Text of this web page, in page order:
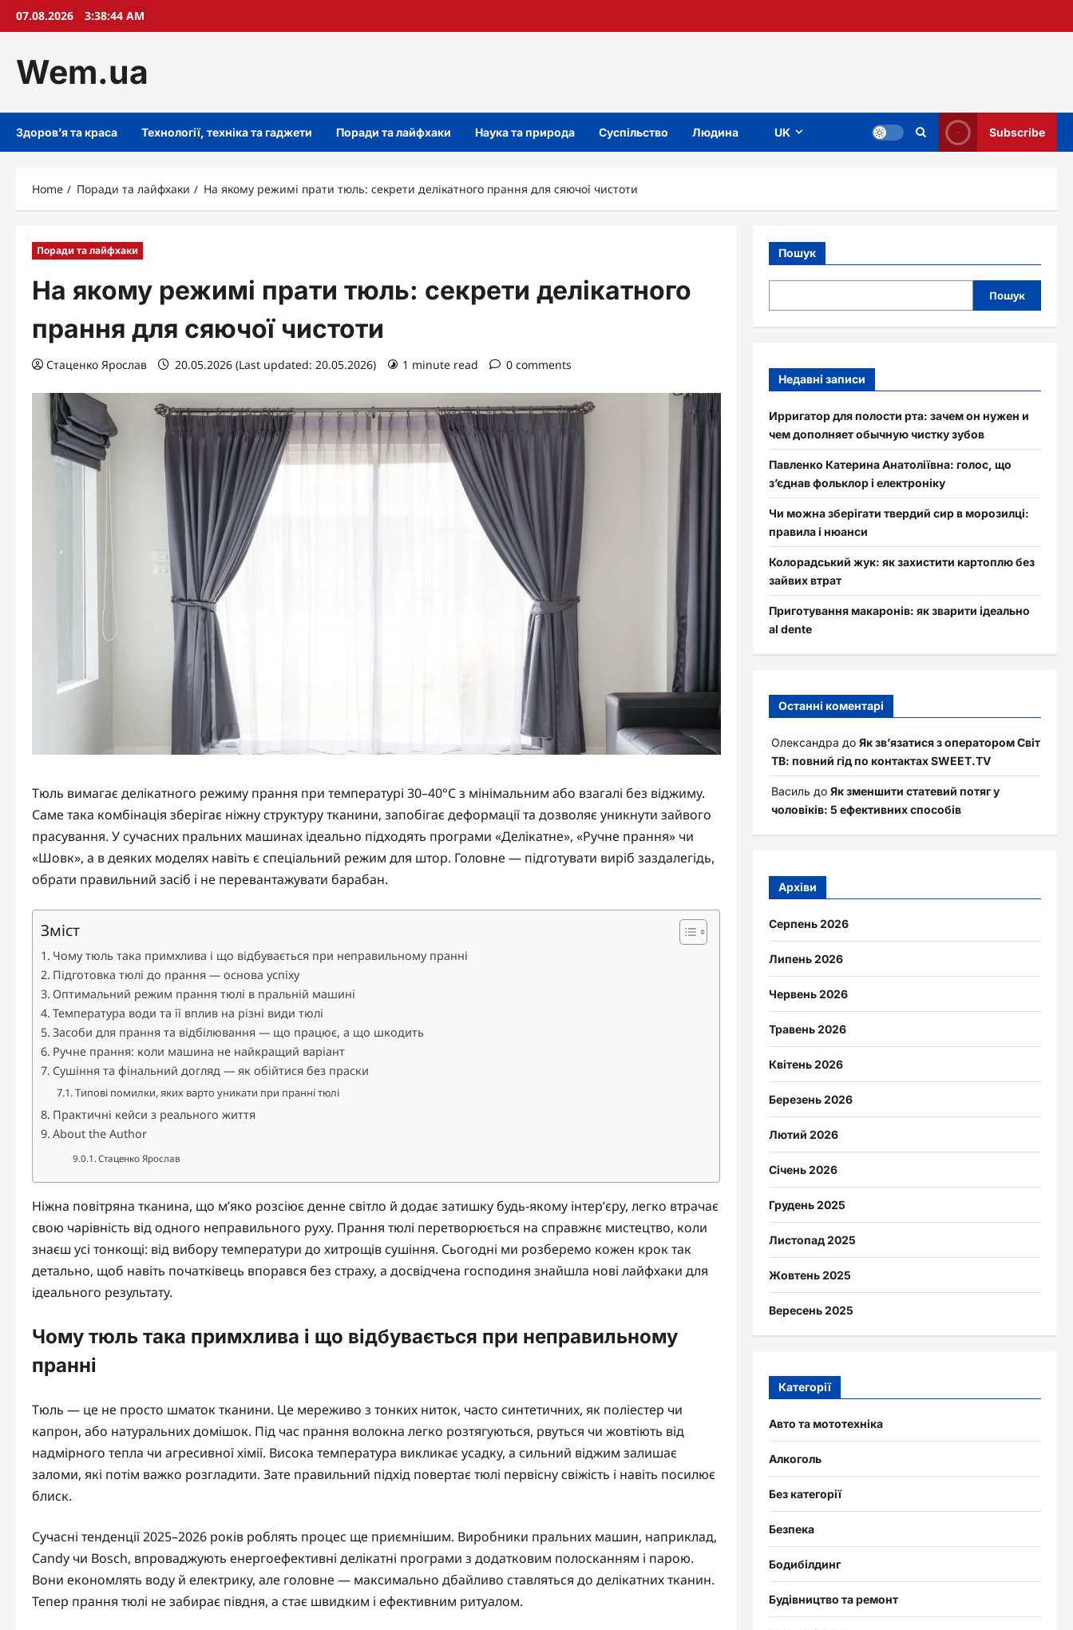
Skip07.08.2026 3:38:45 AM
Wem.ua
Здоров’я та краса Технології, техніка та гаджети Поради та лайфхаки Наука та природа Суспільство Людина UK Subscribe
Home Поради та лайфхаки На якому режимі прати тюль: секрети делікатного прання для сяючої чистоти
Поради та лайфхаки
На якому режимі прати тюль: секрети делікатного
прання для сяючої чистоти
Стаценко Ярослав 20.05.2026 (Last updated: 20.05.2026) 1 minute read 0 comments
Тюль вимагає делікатного режиму прання при температурі 30–40°C з мінімальним або взагалі без віджиму.
Саме така комбінація зберігає ніжну структуру тканини, запобігає деформації та дозволяє уникнути зайвого
прасування. У сучасних пральних машинах ідеально підходять програми «Делікатне», «Ручне прання» чи
«Шовк», а в деяких моделях навіть є спеціальний режим для штор. Головне — підготувати виріб заздалегідь,
обрати правильний засіб і не перевантажувати барабан.
Зміст
Чому тюль така примхлива і що відбувається при неправильному пранні
Підготовка тюлі до прання — основа успіху
Оптимальний режим прання тюлі в пральній машині
Температура води та її вплив на різні види тюлі
Засоби для прання та відбілювання — що працює, а що шкодить
Ручне прання: коли машина не найкращий варіант
Сушіння та фінальний догляд — як обійтися без праски
Типові помилки, яких варто уникати при пранні тюлі
Практичні кейси з реального життя
About the Author
Стаценко Ярослав
Ніжна повітряна тканина, що м’яко розсіює денне світло й додає затишку будь-якому інтер’єру, легко втрачає
свою чарівність від одного неправильного руху. Прання тюлі перетворюється на справжнє мистецтво, коли
знаєш усі тонкощі: від вибору температури до хитрощів сушіння. Сьогодні ми розберемо кожен крок так
детально, щоб навіть початківець впорався без страху, а досвідчена господиня знайшла нові лайфхаки для
ідеального результату.
Чому тюль така примхлива і що відбувається при неправильному
пранні
Тюль — це не просто шматок тканини. Це мереживо з тонких ниток, часто синтетичних, як поліестер чи
капрон, або натуральних домішок. Під час прання волокна легко розтягуються, рвуться чи жовтіють від
надмірного тепла чи агресивної хімії. Висока температура викликає усадку, а сильний віджим залишає
заломи, які потім важко розгладити. Зате правильний підхід повертає тюлі первісну свіжість і навіть посилює
блиск.
Сучасні тенденції 2025–2026 років роблять процес ще приємнішим. Виробники пральних машин, наприклад,
Candy чи Bosch, впроваджують енергоефективні делікатні програми з додатковим полосканням і парою.
Вони економлять воду й електрику, але головне — максимально дбайливо ставляться до делікатних тканин.
Тепер прання тюлі не забирає півдня, а стає швидким і ефективним ритуалом.
Пошук
Пошук
Недавні записи
Ирригатор для полости рта: зачем он нужен и
чем дополняет обычную чистку зубов
Павленко Катерина Анатоліївна: голос, що
з’єднав фольклор і електроніку
Чи можна зберігати твердий сир в морозилці:
правила і нюанси
Колорадський жук: як захистити картоплю без
зайвих втрат
Приготування макаронів: як зварити ідеально
al dente
Останні коментарі
Олександра до Як зв’язатися з оператором Світ
ТВ: повний гід по контактах SWEET.TV
Василь до Як зменшити статевий потяг у
чоловіків: 5 ефективних способів
Архіви
Серпень 2026
Липень 2026
Червень 2026
Травень 2026
Квітень 2026
Березень 2026
Лютий 2026
Січень 2026
Грудень 2025
Листопад 2025
Жовтень 2025
Вересень 2025
Категорії
Авто та мототехніка
Алкоголь
Без категорії
Безпека
Бодибілдинг
Будівництво та ремонт